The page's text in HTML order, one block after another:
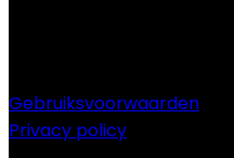
Gebruiksvoorwaarden
Privacy policy